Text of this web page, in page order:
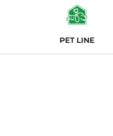
PET LINE